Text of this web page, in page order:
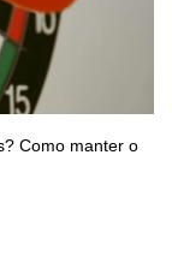
Como manter o